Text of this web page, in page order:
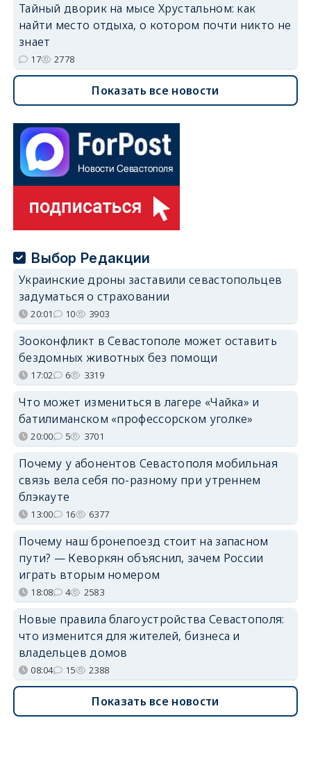
Тайный дворик на мысе Хрустальном: как
найти место отдыха, о котором почти никто не
знает
17 2778
Показать все новости
Выбор Редакции
Украинские дроны заставили севастопольцев
задуматься о страховании
20:01 10 3903
Зооконфликт в Севастополе может оставить
бездомных животных без помощи
17:02 6 3319
Что может измениться в лагере «Чайка» и
батилиманском «профессорском уголке»
20:00 5 3701
Почему у абонентов Севастополя мобильная
связь вела себя по-разному при утреннем
блэкауте
13:00 16 6377
Почему наш бронепоезд стоит на запасном
пути? — Кеворкян объяснил, зачем России
играть вторым номером
18:08 4 2583
Новые правила благоустройства Севастополя:
что изменится для жителей, бизнеса и
владельцев домов
08:04 15 2388
Показать все новости